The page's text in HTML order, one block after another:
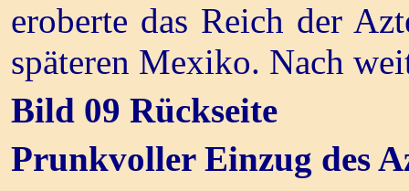
eroberte das Reich der
späteren Mexiko. Nach
Bild 09 Rückseite
Prunkvoller Einzug des